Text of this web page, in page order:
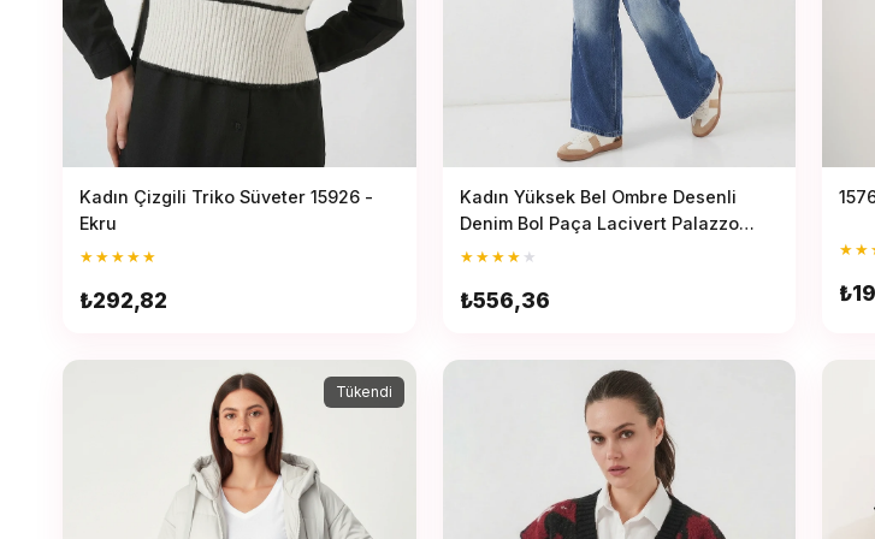
Kadın Ceket
Kadın Pantolon
Kadın Çizgili Triko Süveter 15926 -
Ekru
★★★★★
₺292,82
Kadın Yüksek Bel Ombre Desenli
Denim Bol Paça Lacivert Palazzo
Pantolon
★★★★ ★
₺556,36
★★
Tükendi